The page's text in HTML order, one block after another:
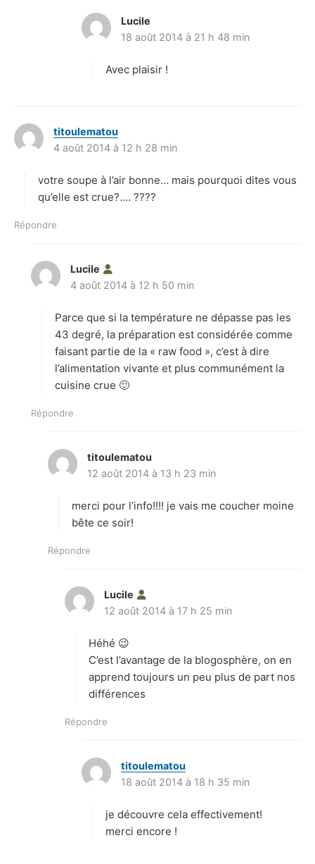
Lucile
i
18 août 2014 à 21 h 48 min
Avec plaisir !
titoulematou
:
4 août 2014 à 12 h 28 min
votre soupe à l’air bonne… mais pourquoi dites vous
qu’elle est crue?…. ????
Répondre
Lucile
i
4 août 2014 à 12 h 50 min
Parce que si la température ne dépasse pas les
43 degré, la préparation est considérée comme
faisant partie de la « raw food », c’est à dire
l’alimentation vivante et plus communément la
cuisine crue 🙂
Répondre
titoulematou
i
12 août 2014 à 13 h 23 min
merci pour l’info!!!! je vais me coucher moine
bête ce soir!
Répondre
Lucile
i
:
12 août 2014 à 17 h 25 min
Héhé 😉
C’est l’avantage de la blogosphère, on en
apprend toujours un peu plus de part nos
différences
Répondre
titoulematou
i
18 août 2014 à 18 h 35 min
je découvre cela effectivement!
merci encore !